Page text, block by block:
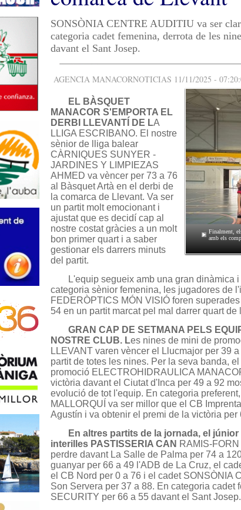
SONSÒNIA CENTRE AUDITIU va ser
categoria cadet femenina, derrota de les
davant el Sant Josep.
AGENCIA MANACORNOTICIAS 11/11/2025 -
Finalment,
amb els
EL BÀSQUET
MANACOR S'EMPORTA EL
DERBI LLEVANTÍ DE LA
LLIGA ESCRIBANO. El nostre
sènior de lliga balear
CÀRNIQUES SUNYER -
JARDINES Y LIMPIEZAS
AHMED va vèncer per 73 a 76
al Bàsquet Artà en el derbi de
la comarca de Llevant. Va ser
un partit molt emocionant i
ajustat que es decidí cap al
nostre costat gràcies a un molt
bon primer quart i a saber
gestionar els darrers minuts
del partit.
L'equip segueix amb una gran dinàmica
categoria sènior femenina, les jugadores de
FEDERÒPTICS MÓN VISIÓ foren
54 en un partit marcat pel mal darrer quart de
GRAN CAP DE SETMANA PELS
NOSTRE CLUB. Les nines de mini de
LLEVANT varen vèncer el Llucmajor per 39
partit de totes les nines. Per la seva banda,
promoció ELECTROHIDRAULICA
victòria davant el Ciutat d'Inca per 49 a 92
evolució de tot l'equip. En categoria
MALLORQUÍ va ser millor que el CB
Agustín i va obtenir el premi de la victòria per
En altres partits de la jornada, el
interilles PASTISSERIA CAN RAMIS-
perdre davant La Salle de Palma per 74 a
guanyar per 66 a 49 l'ADB de La Cruz, el
el CB Nord per 0 a 76 i el cadet SONSÒNIA
Son Servera per 37 a 88. En categoria
SECURITY per 66 a 55 davant el Sant Josep.